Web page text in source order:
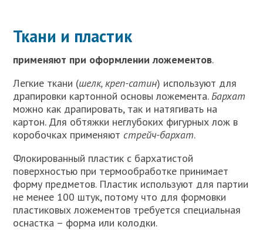
Ткани и пластик
применяют при оформлении ложементов.
Легкие ткани (шелк, креп-сатин) используют для
драпировки картонной основы ложемента.Бархат
можно как драпировать, так и натягивать на
картон. Для обтяжки неглубоких фигурных лож в
коробочках применяют стрейч-бархат.
Флокированный пластик с бархатистой
поверхностью при термообработке принимает
форму предметов. Пластик используют для партии
не менее 100 штук, потому что для формовки
пластиковых ложементов требуется специальная
оснастка – форма или колодки.